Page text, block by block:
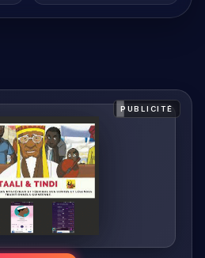
& TINDI
qui rapproche la
Guinée